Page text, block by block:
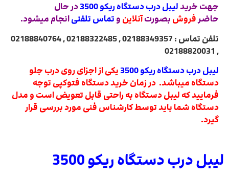
جهت خریدلیبل درب دستگاه ریکو 3500
در حال
حاضرفروش بصورتآنلاین و تماس تلفنیانجام میشود.
تلفن تماس : 02188349357 , 02188322485 , 02188840764
, 02188820031
لیبل درب دستگاه ریکو 3500
یکی از اجزای روی درب جلو
دستگاه میباشد. در زمان خرید دستگاه فتوکپی توجه
فرمایید که لیبل دستگاه به راحتی قابل تعویض است و مدل
دستگاه شما باید توسط کارشناس فنی مورد بررسی قرار
گیرد.
لیبل درب دستگاه ریکو 3500